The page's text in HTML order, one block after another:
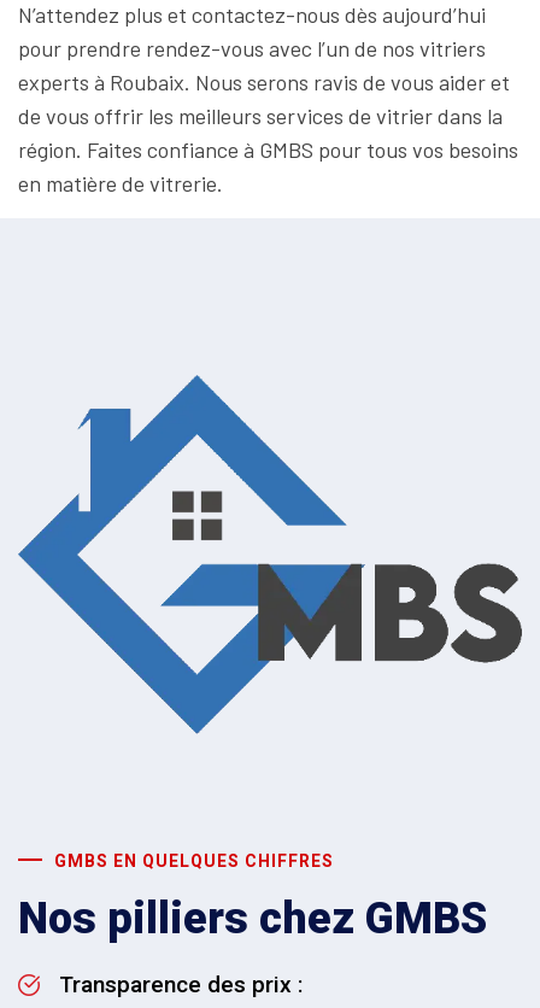
N’attendez plus et contactez-nous dès aujourd’hui
pour prendre rendez-vous avec l’un de nos vitriers
experts à Roubaix. Nous serons ravis de vous aider et
de vous offrir les meilleurs services de vitrier dans la
région. Faites confiance à GMBS pour tous vos besoins
en matière de vitrerie.
GMBS EN QUELQUES CHIFFRES
Nos pilliers chez GMBS
Transparence des prix :